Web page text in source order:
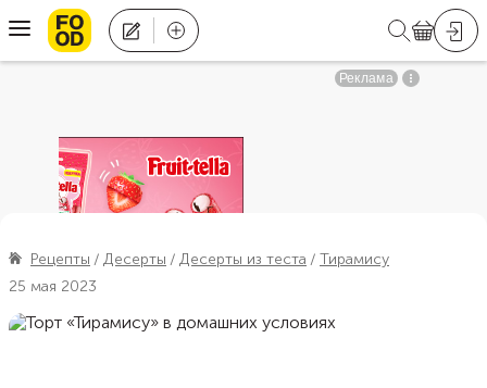
Рецепты Десерты Десерты из теста
Тирамису
25 мая 2023